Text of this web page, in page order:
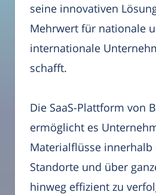
seine innovativen
Mehrwert für nationale
internationale
schafft.
Die SaaS-Plattform von
ermöglicht es
Materialflüsse innerhalb
Standorte und über
hinweg effizient zu